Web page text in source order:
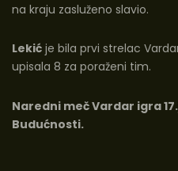
na kraju zasluženo slavio.
Lekić je bila prvi strelac
upisala 8 za poraženi tim.
Naredni meč Vardar igra
Budućnosti.